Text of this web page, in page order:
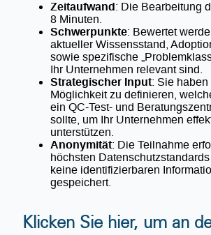
Zeitaufwand: Die Bearbeitung
8 Minuten.
Schwerpunkte: Bewertet
aktueller Wissensstand,
sowie spezifische
Ihr Unternehmen relevant sind.
Strategischer Input: Sie haben
Möglichkeit zu definieren,
ein QC-Test- und
sollte, um Ihr Unternehmen
unterstützen.
Anonymität: Die Teilnahme
höchsten
keine identifizierbaren
gespeichert.
Klicken Sie hier, um an